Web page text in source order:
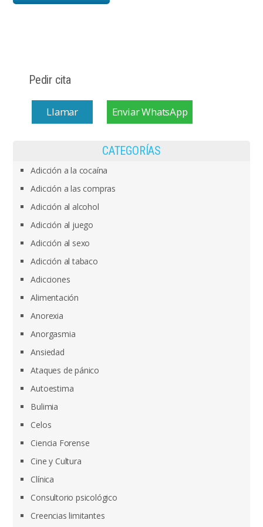
Pedir cita
Llamar Enviar WhatsApp
CATEGORÍAS
Adicción a la cocaína
Adicción a las compras
Adicción al alcohol
Adicción al juego
Adicción al sexo
Adicción al tabaco
Adicciones
Alimentación
Anorexia
Anorgasmia
Ansiedad
Ataques de pánico
Autoestima
Bulimia
Celos
Ciencia Forense
Cine y Cultura
Clínica
Consultorio psicológico
Creencias limitantes